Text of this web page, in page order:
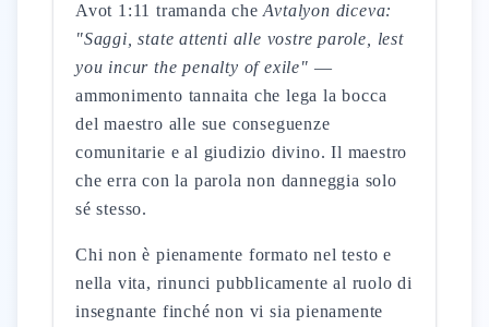
Avot 1:11 tramanda cheAvtalyon diceva:
"Saggi, state attenti alle vostre parole, lest
you incur the penalty of exile" —
ammonimento tannaita che lega la bocca
del maestro alle sue conseguenze
comunitarie e al giudizio divino. Il maestro
che erra con la parola non danneggia solo
sé stesso.
Chi non è pienamente formato nel testo e
nella vita, rinunci pubblicamente al ruolo di
insegnante finché non vi sia pienamente